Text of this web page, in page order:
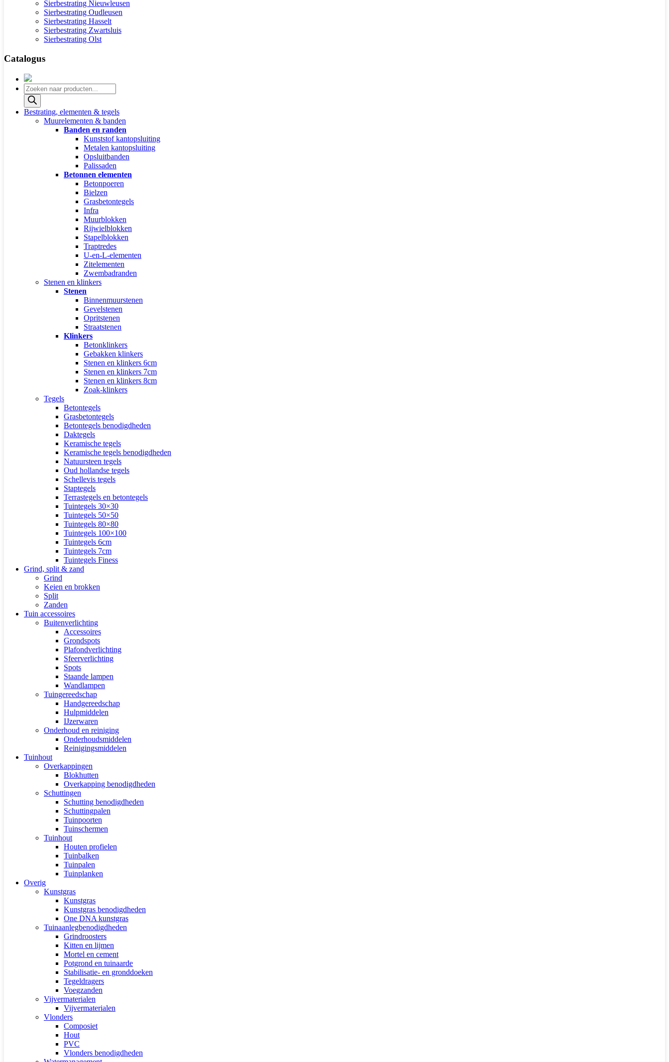
Sierbestrating Nieuwleusen
Sierbestrating Oudleusen
Sierbestrating Hasselt
Sierbestrating Zwartsluis
Sierbestrating Olst
Catalogus
Producten
zoeken
Bestrating, elementen & tegels
Muurelementen & banden
Banden en randen
Kunststof kantopsluiting
Metalen kantopsluiting
Opsluitbanden
Palissaden
Betonnen elementen
Betonpoeren
Bielzen
Grasbetontegels
Infra
Muurblokken
Rijwielblokken
Stapelblokken
Traptredes
U-en-L-elementen
Zitelementen
Zwembadranden
Stenen en klinkers
Stenen
Binnenmuurstenen
Gevelstenen
Opritstenen
Straatstenen
Klinkers
Betonklinkers
Gebakken klinkers
Stenen en klinkers 6cm
Stenen en klinkers 7cm
Stenen en klinkers 8cm
Zoak-klinkers
Tegels
Betontegels
Grasbetontegels
Betontegels benodigdheden
Daktegels
Keramische tegels
Keramische tegels benodigdheden
Natuursteen tegels
Oud hollandse tegels
Schellevis tegels
Staptegels
Terrastegels en betontegels
Tuintegels 30×30
Tuintegels 50×50
Tuintegels 80×80
Tuintegels 100×100
Tuintegels 6cm
Tuintegels 7cm
Tuintegels Finess
Grind, split & zand
Grind
Keien en brokken
Split
Zanden
Tuin accessoires
Buitenverlichting
Accessoires
Grondspots
Plafondverlichting
Sfeerverlichting
Spots
Staande lampen
Wandlampen
Tuingereedschap
Handgereedschap
Hulpmiddelen
IJzerwaren
Onderhoud en reiniging
Onderhoudsmiddelen
Reinigingsmiddelen
Tuinhout
Overkappingen
Blokhutten
Overkapping benodigdheden
Schuttingen
Schutting benodigdheden
Schuttingpalen
Tuinpoorten
Tuinschermen
Tuinhout
Houten profielen
Tuinbalken
Tuinpalen
Tuinplanken
Overig
Kunstgras
Kunstgras
Kunstgras benodigdheden
One DNA kunstgras
Tuinaanlegbenodigdheden
Grindroosters
Kitten en lijmen
Mortel en cement
Potgrond en tuinaarde
Stabilisatie- en gronddoeken
Tegeldragers
Voegzanden
Vijvermaterialen
Vijvermaterialen
Vlonders
Composiet
Hout
PVC
Vlonders benodigdheden